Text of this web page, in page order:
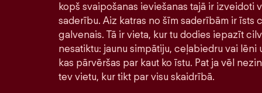
kopš svaipošanas ieviešanas tajā ir izveidoti
saderību. Aiz katras no šīm saderībām ir īsts
galvenais. Tā ir vieta, kur tu dodies iepazīt
nesatiktu: jaunu simpātiju, ceļabiedru vai
kas pārvēršas par kaut ko īstu. Pat ja vēl
tev vietu, kur tikt par visu skaidrībā.